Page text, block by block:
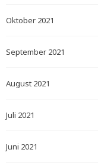
Oktober 2021
September 2021
August 2021
Juli 2021
Juni 2021